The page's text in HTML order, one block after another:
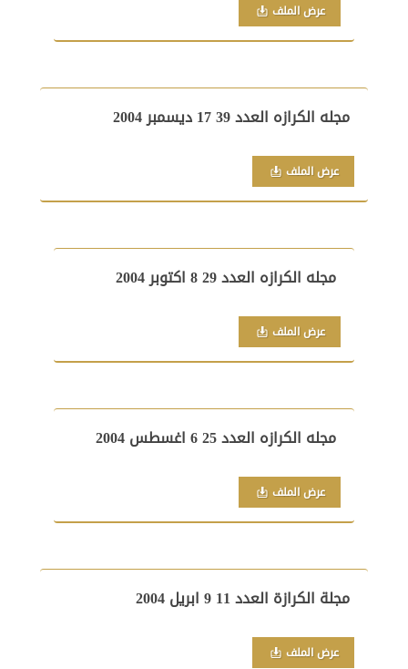
عرض الملف
مجله الكرازه العدد 39 17 ديسمبر 2004
عرض الملف
مجله الكرازه العدد 29 8 اكتوبر 2004
عرض الملف
مجله الكرازه العدد 25 6 اغسطس 2004
عرض الملف
مجلة الكرازة العدد 11 9 ابريل 2004
عرض الملف